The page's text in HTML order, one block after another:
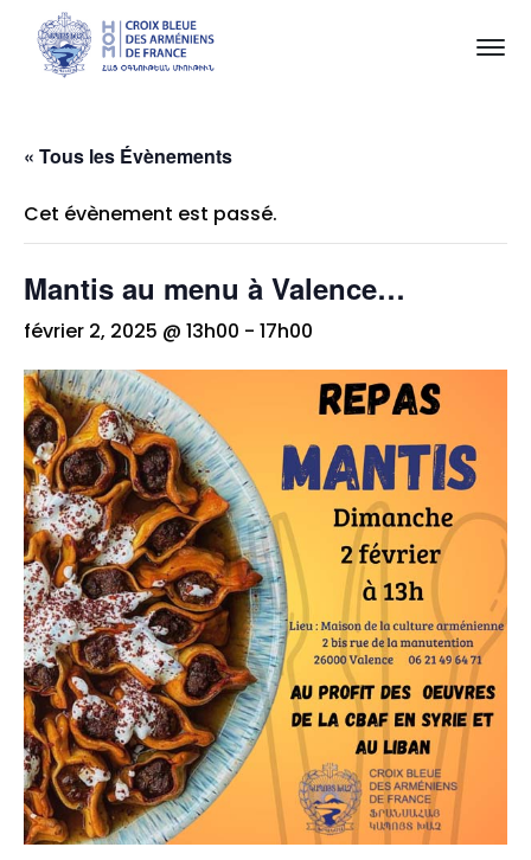
« Tous les Évènements
Cet évènement est passé.
Mantis au menu à Valence…
février 2, 2025 @ 13h00 - 17h00